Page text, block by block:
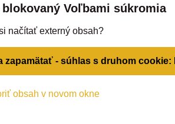
Voľbami súkromia
načítať externý obsah?
zapamätať - súhlas s druhom cookie:
obsah v novom okne